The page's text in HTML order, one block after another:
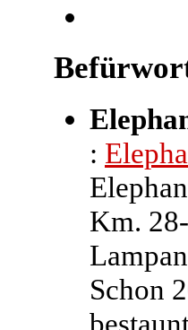
:
Km.
Schon